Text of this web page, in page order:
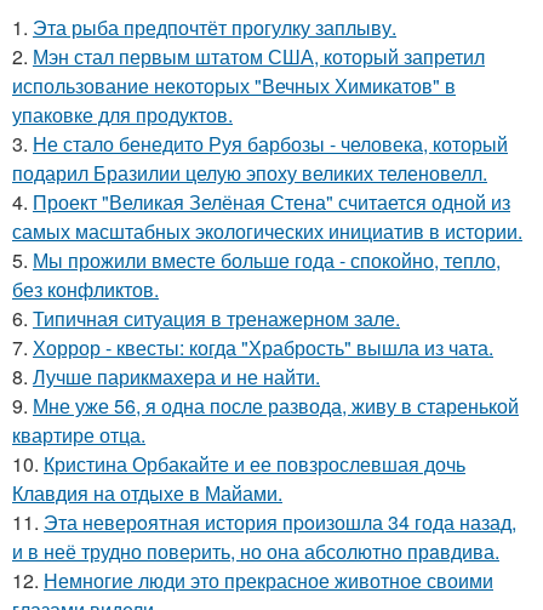
1. Эта рыба предпочтёт прогулку заплыву.
2. Мэн стал первым штатом США, который запретил
использование некоторых "Вечных Химикатов" в
упаковке для продуктов.
3. Не стало бенедито Руя барбозы - человека, который
подарил Бразилии целую эпоху великих теленовелл.
4. Проект "Великая Зелёная Стена" считается одной из
самых масштабных экологических инициатив в истории.
5. Мы прожили вместе больше года - спокойно, тепло,
без конфликтов.
6. Типичная ситуация в тренажерном зале.
7. Хоррор - квесты: когда "Храбрость" вышла из чата.
8. Лучше парикмахера и не найти.
9. Мне уже 56, я одна после развода, живу в старенькой
квартире отца.
10. Кристина Орбакайте и ее повзрослевшая дочь
Клавдия на отдыхе в Майами.
11. Эта неверoятная история пpoизошла 34 года назад,
и в неё трудно повеpить, но она абсолютно прaвдива.
12. Немногие люди это прекрасное животное своими